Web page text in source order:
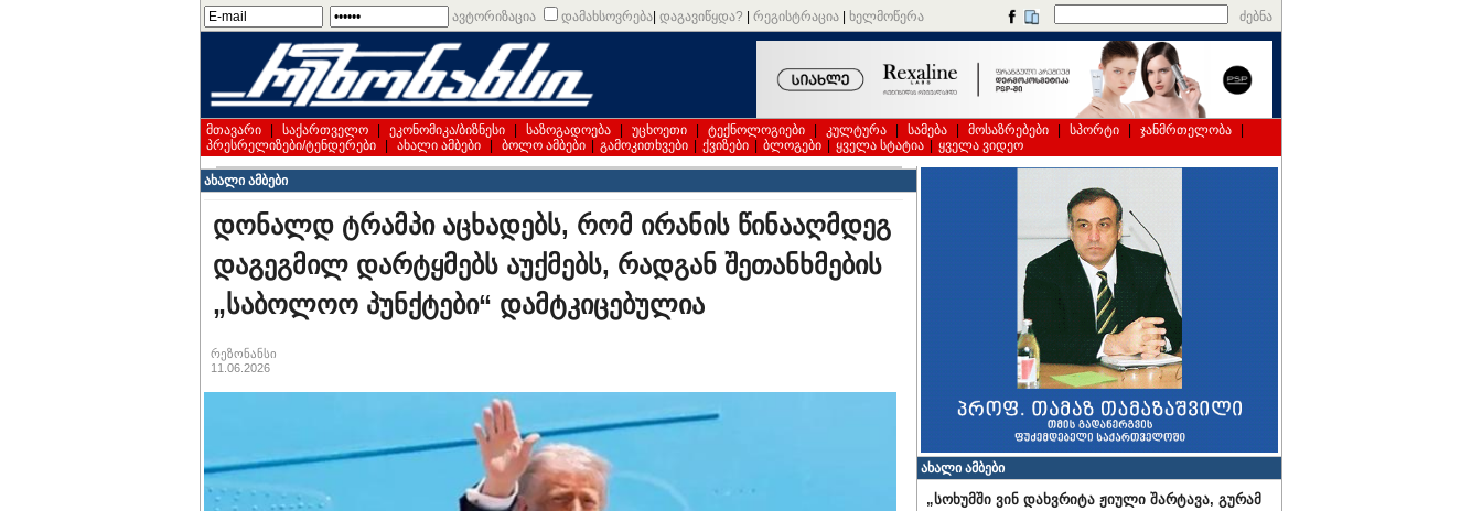
ავტორიზაცია დამახსოვრება დაგავიწყდა? რეგისტრაცია ხელმოწერა ძებნა
მთავარი საქართველო ეკონომიკა/ბიზნესი საზოგადოება უცხოეთი ტექნოლოგიები კულტურა სამება მოსაზრებები სპორტი ჯანმრთელობა
პრესრელიზები/ტენდერები
ახალი ამბები ბოლო ამბები გამოკითხვები ქვიზები ბლოგები ყველა სტატია ყველა ვიდეო
ახალი ამბები
დონალდ ტრამპი აცხადებს, რომ ირანის წინააღმდეგ
დაგეგმილ დარტყმებს აუქმებს, რადგან შეთანხმების
„საბოლოო პუნქტები“ დამტკიცებულია
რეზონანსი
11.06.2026
ახალი ამბები
„სოხუმში ვინ დახვრიტა ჟიული შარტავა, გურამ